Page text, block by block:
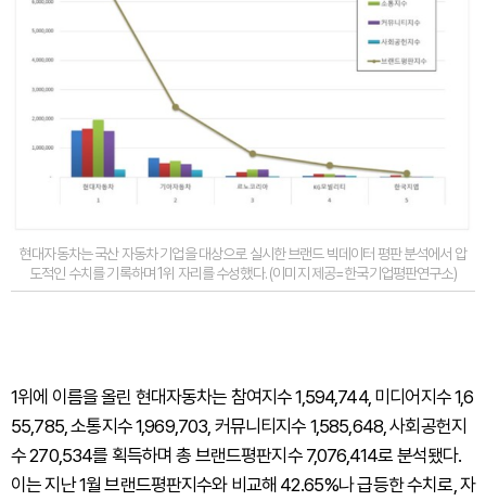
현대자동차는 국산 자동차 기업을 대상으로 실시한 브랜드 빅데이터 평판 분석에서 압
도적인 수치를 기록하며 1위 자리를 수성했다. (이미지 제공=한국기업평판연구소)
1위에 이름을 올린 현대자동차는 참여지수 1,594,744, 미디어지수 1,6
55,785, 소통지수 1,969,703, 커뮤니티지수 1,585,648, 사회공헌지
수 270,534를 획득하며 총 브랜드평판지수 7,076,414로 분석됐다.
이는 지난 1월 브랜드평판지수와 비교해 42.65%나 급등한 수치로, 자